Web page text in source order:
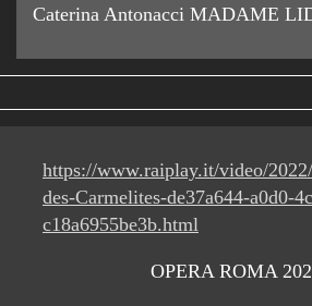
Caterina Antonacci MADAME
https://www.raiplay.it/video/
des-Carmelites-de37a644-a0d0-
c18a6955be3b.html
OPERA ROMA